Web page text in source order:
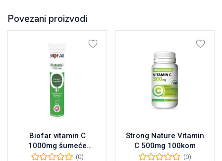
Povezani proizvodi
Biofar vitamin C
1000mg šumeće
tablete, 20kom
(0)
Strong Nature Vitamin
C 500mg 100kom
(0)